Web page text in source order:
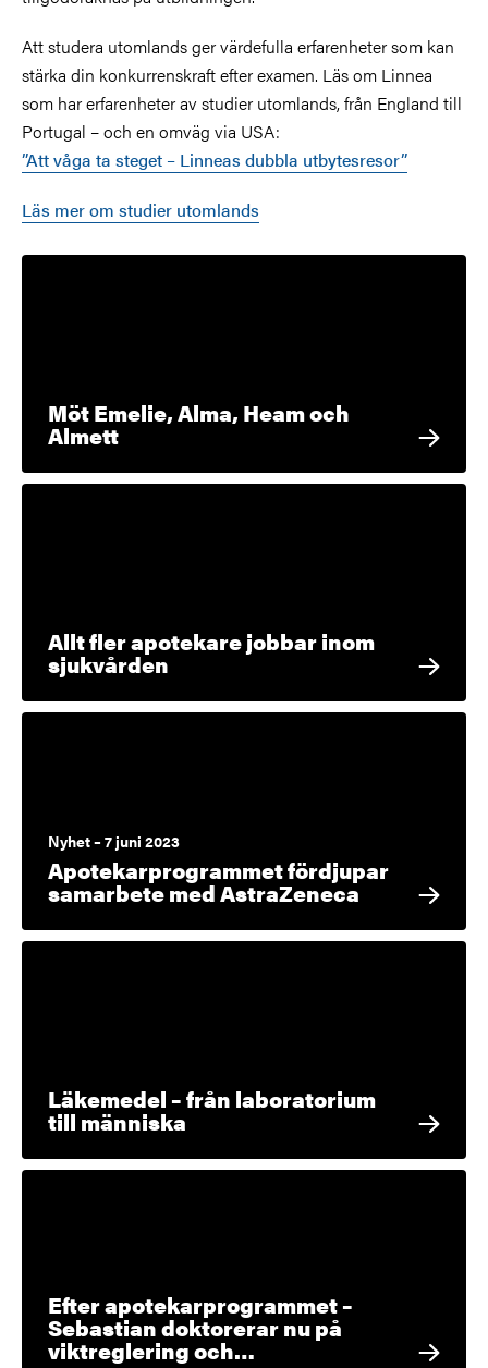
Att studera utomlands ger värdefulla erfarenheter som kan
stärka din konkurrenskraft efter examen. Läs om Linnea
som har erfarenheter av studier utomlands, från England till
Portugal – och en omväg via USA:
”Att våga ta steget – Linneas dubbla utbytesresor”
Läs mer om studier utomlands
Möt Emelie, Alma, Heam och
Almett
Allt fler apotekare jobbar inom
sjukvården
Nyhet – 7 juni 2023
Apotekarprogrammet fördjupar
samarbete med AstraZeneca
Läkemedel – från laboratorium
till människa
Efter apotekarprogrammet –
Sebastian doktorerar nu på
viktreglering och…